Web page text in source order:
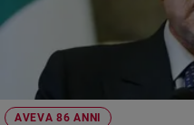
Video
AVEVA 86 ANNI